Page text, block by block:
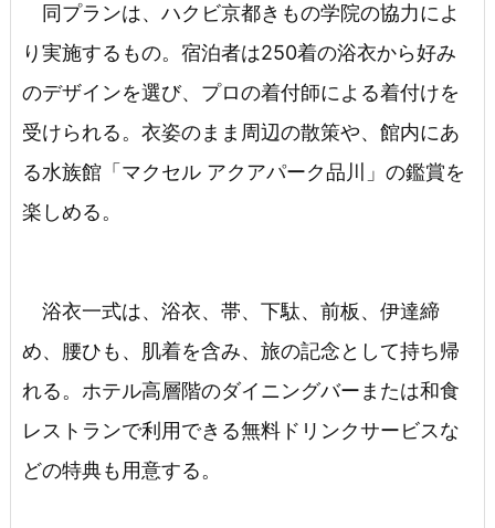
同プランは、ハクビ京都きもの学院の協力によ
り実施するもの。宿泊者は250着の浴衣から好み
のデザインを選び、プロの着付師による着付けを
受けられる。衣姿のまま周辺の散策や、館内にあ
る水族館「マクセル アクアパーク品川」の鑑賞を
楽しめる。
浴衣一式は、浴衣、帯、下駄、前板、伊達締
め、腰ひも、肌着を含み、旅の記念として持ち帰
れる。ホテル高層階のダイニングバーまたは和食
レストランで利用できる無料ドリンクサービスな
どの特典も用意する。